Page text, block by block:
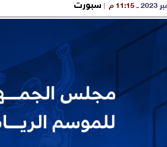
ــ 11:15 م | سبورت